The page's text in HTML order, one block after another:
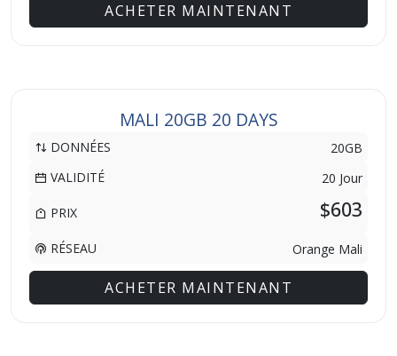
ACHETER MAINTENANT
MALI 20GB 20 DAYS
DONNÉES
20GB
VALIDITÉ
20 Jour
PRIX $603
RÉSEAU Orange Mali
ACHETER MAINTENANT